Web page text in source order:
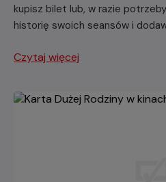
kupisz bilet lub, w razie
historię swoich seansów i
Czytaj więcej